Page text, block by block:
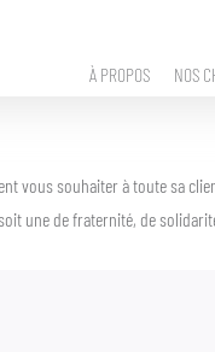
À PROPOS NOS
vous souhaiter à toute sa
une de fraternité, de